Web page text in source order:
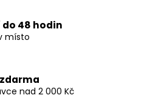
48 hodin
místo
nad 2 000 Kč